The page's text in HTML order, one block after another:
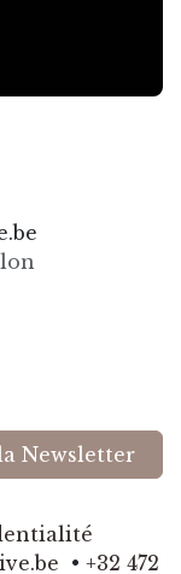
Newsletter
​• +32 472